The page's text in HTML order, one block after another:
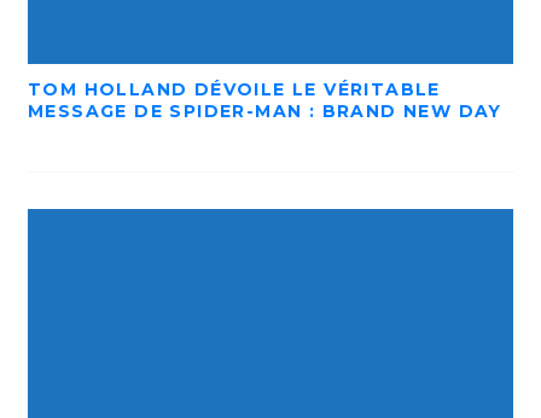
TOM HOLLAND DÉVOILE LE VÉRITABLE
MESSAGE DE SPIDER-MAN : BRAND NEW DAY